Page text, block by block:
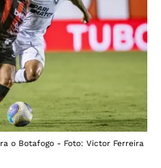
o Botafogo - Foto: Victor Ferreira